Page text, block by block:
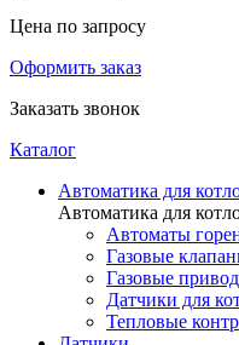
Цена по запросу
Оформить заказ
Заказать звонок
Каталог
Автоматика для
Автоматика для
Автоматы
Газовые
Газовые
Датчики для
Тепловые